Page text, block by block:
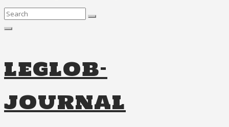
Search
leglob-
journal